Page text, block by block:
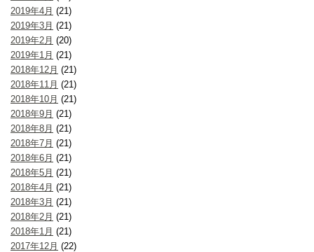
2019年4月 (21)
2019年3月 (21)
2019年2月 (20)
2019年1月 (21)
2018年12月 (21)
2018年11月 (21)
2018年10月 (21)
2018年9月 (21)
2018年8月 (21)
2018年7月 (21)
2018年6月 (21)
2018年5月 (21)
2018年4月 (21)
2018年3月 (21)
2018年2月 (21)
2018年1月 (21)
2017年12月 (22)